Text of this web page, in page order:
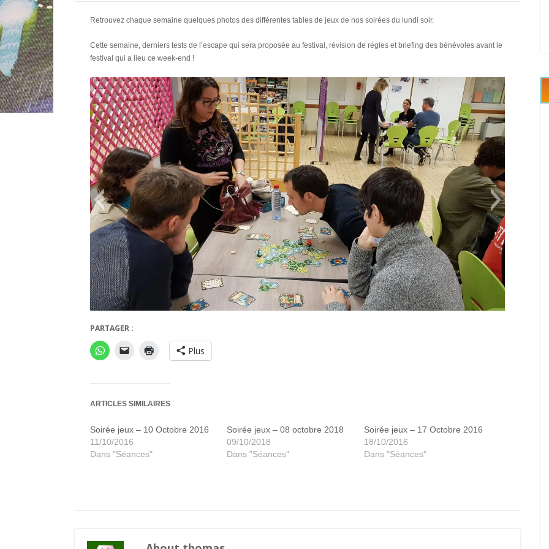
Retrouvez chaque semaine quelques photos des différentes tables de jeux de nos soirées du lundi soir.
Cette semaine, derniers tests de l’escape qui sera proposée au festival, révision de règles et briefing des bénévoles avant le
festival qui a lieu ce week-end !
mini_20181015_221452
PARTAGER :
Plus
ARTICLES SIMILAIRES
Soirée jeux – 10 Octobre 2016
11/10/2016
Dans "Séances"
Soirée jeux – 08 octobre 2018
09/10/2018
Dans "Séances"
Soirée jeux – 17 Octobre 2016
18/10/2016
Dans "Séances"